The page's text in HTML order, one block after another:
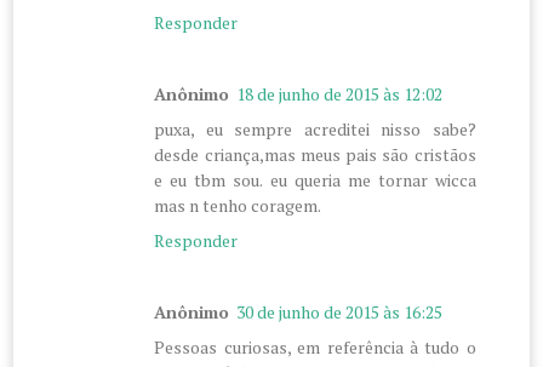
Responder
Anônimo 18 de junho de 2015 às 12:02
puxa, eu sempre acreditei nisso sabe?
desde criança,mas meus pais são cristãos
e eu tbm sou. eu queria me tornar wicca
mas n tenho coragem.
Responder
Anônimo 30 de junho de 2015 às 16:25
Pessoas curiosas, em referência à tudo o